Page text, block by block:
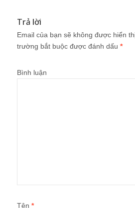
Trả lời
Email của bạn sẽ không được hiển
trường bắt buộc được đánh dấu *
Bình luận
Tên *